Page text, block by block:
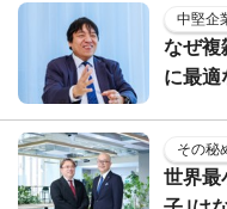
中堅企
なぜ複
に最適
その秘
世界最